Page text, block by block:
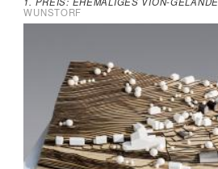
WUNSTORF